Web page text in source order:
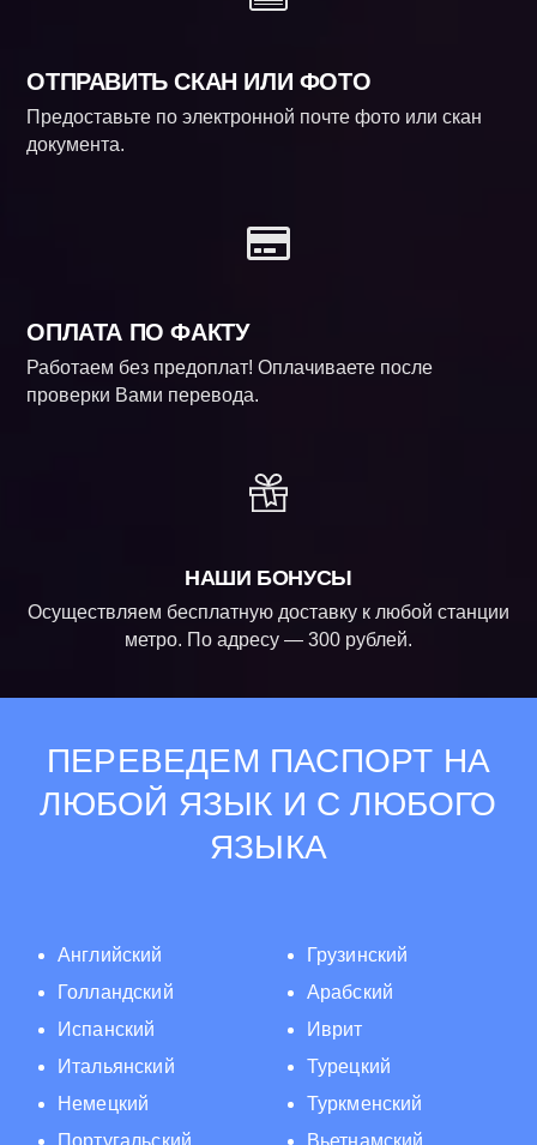
ОТПРАВИТЬ СКАН ИЛИ ФОТО
Предоставьте по электронной почте фото или скан
документа.
ОПЛАТА ПО ФАКТУ
Работаем без предоплат! Оплачиваете после
проверки Вами перевода.
НАШИ БОНУСЫ
Осуществляем бесплатную доставку к любой станции
метро. По адресу — 300 рублей.
ПЕРЕВЕДЕМ ПАСПОРТ НА
ЛЮБОЙ ЯЗЫК И С ЛЮБОГО
ЯЗЫКА
Английский
Голландский
Испанский
Итальянский
Немецкий
Португальский
Грузинский
Арабский
Иврит
Турецкий
Туркменский
Вьетнамский